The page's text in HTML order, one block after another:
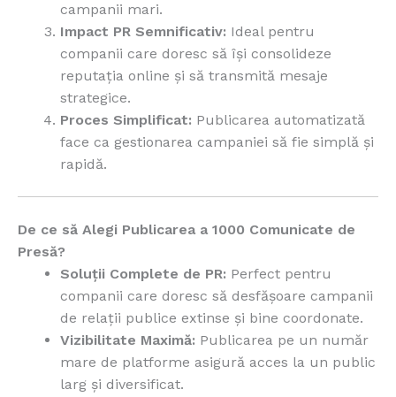
campanii mari.
Impact PR Semnificativ: Ideal pentru
companii care doresc să își consolideze
reputația online și să transmită mesaje
strategice.
Proces Simplificat: Publicarea automatizată
face ca gestionarea campaniei să fie simplă și
rapidă.
De ce să Alegi Publicarea a 1000 Comunicate de
Presă?
Soluții Complete de PR: Perfect pentru
companii care doresc să desfășoare campanii
de relații publice extinse și bine coordonate.
Vizibilitate Maximă: Publicarea pe un număr
mare de platforme asigură acces la un public
larg și diversificat.